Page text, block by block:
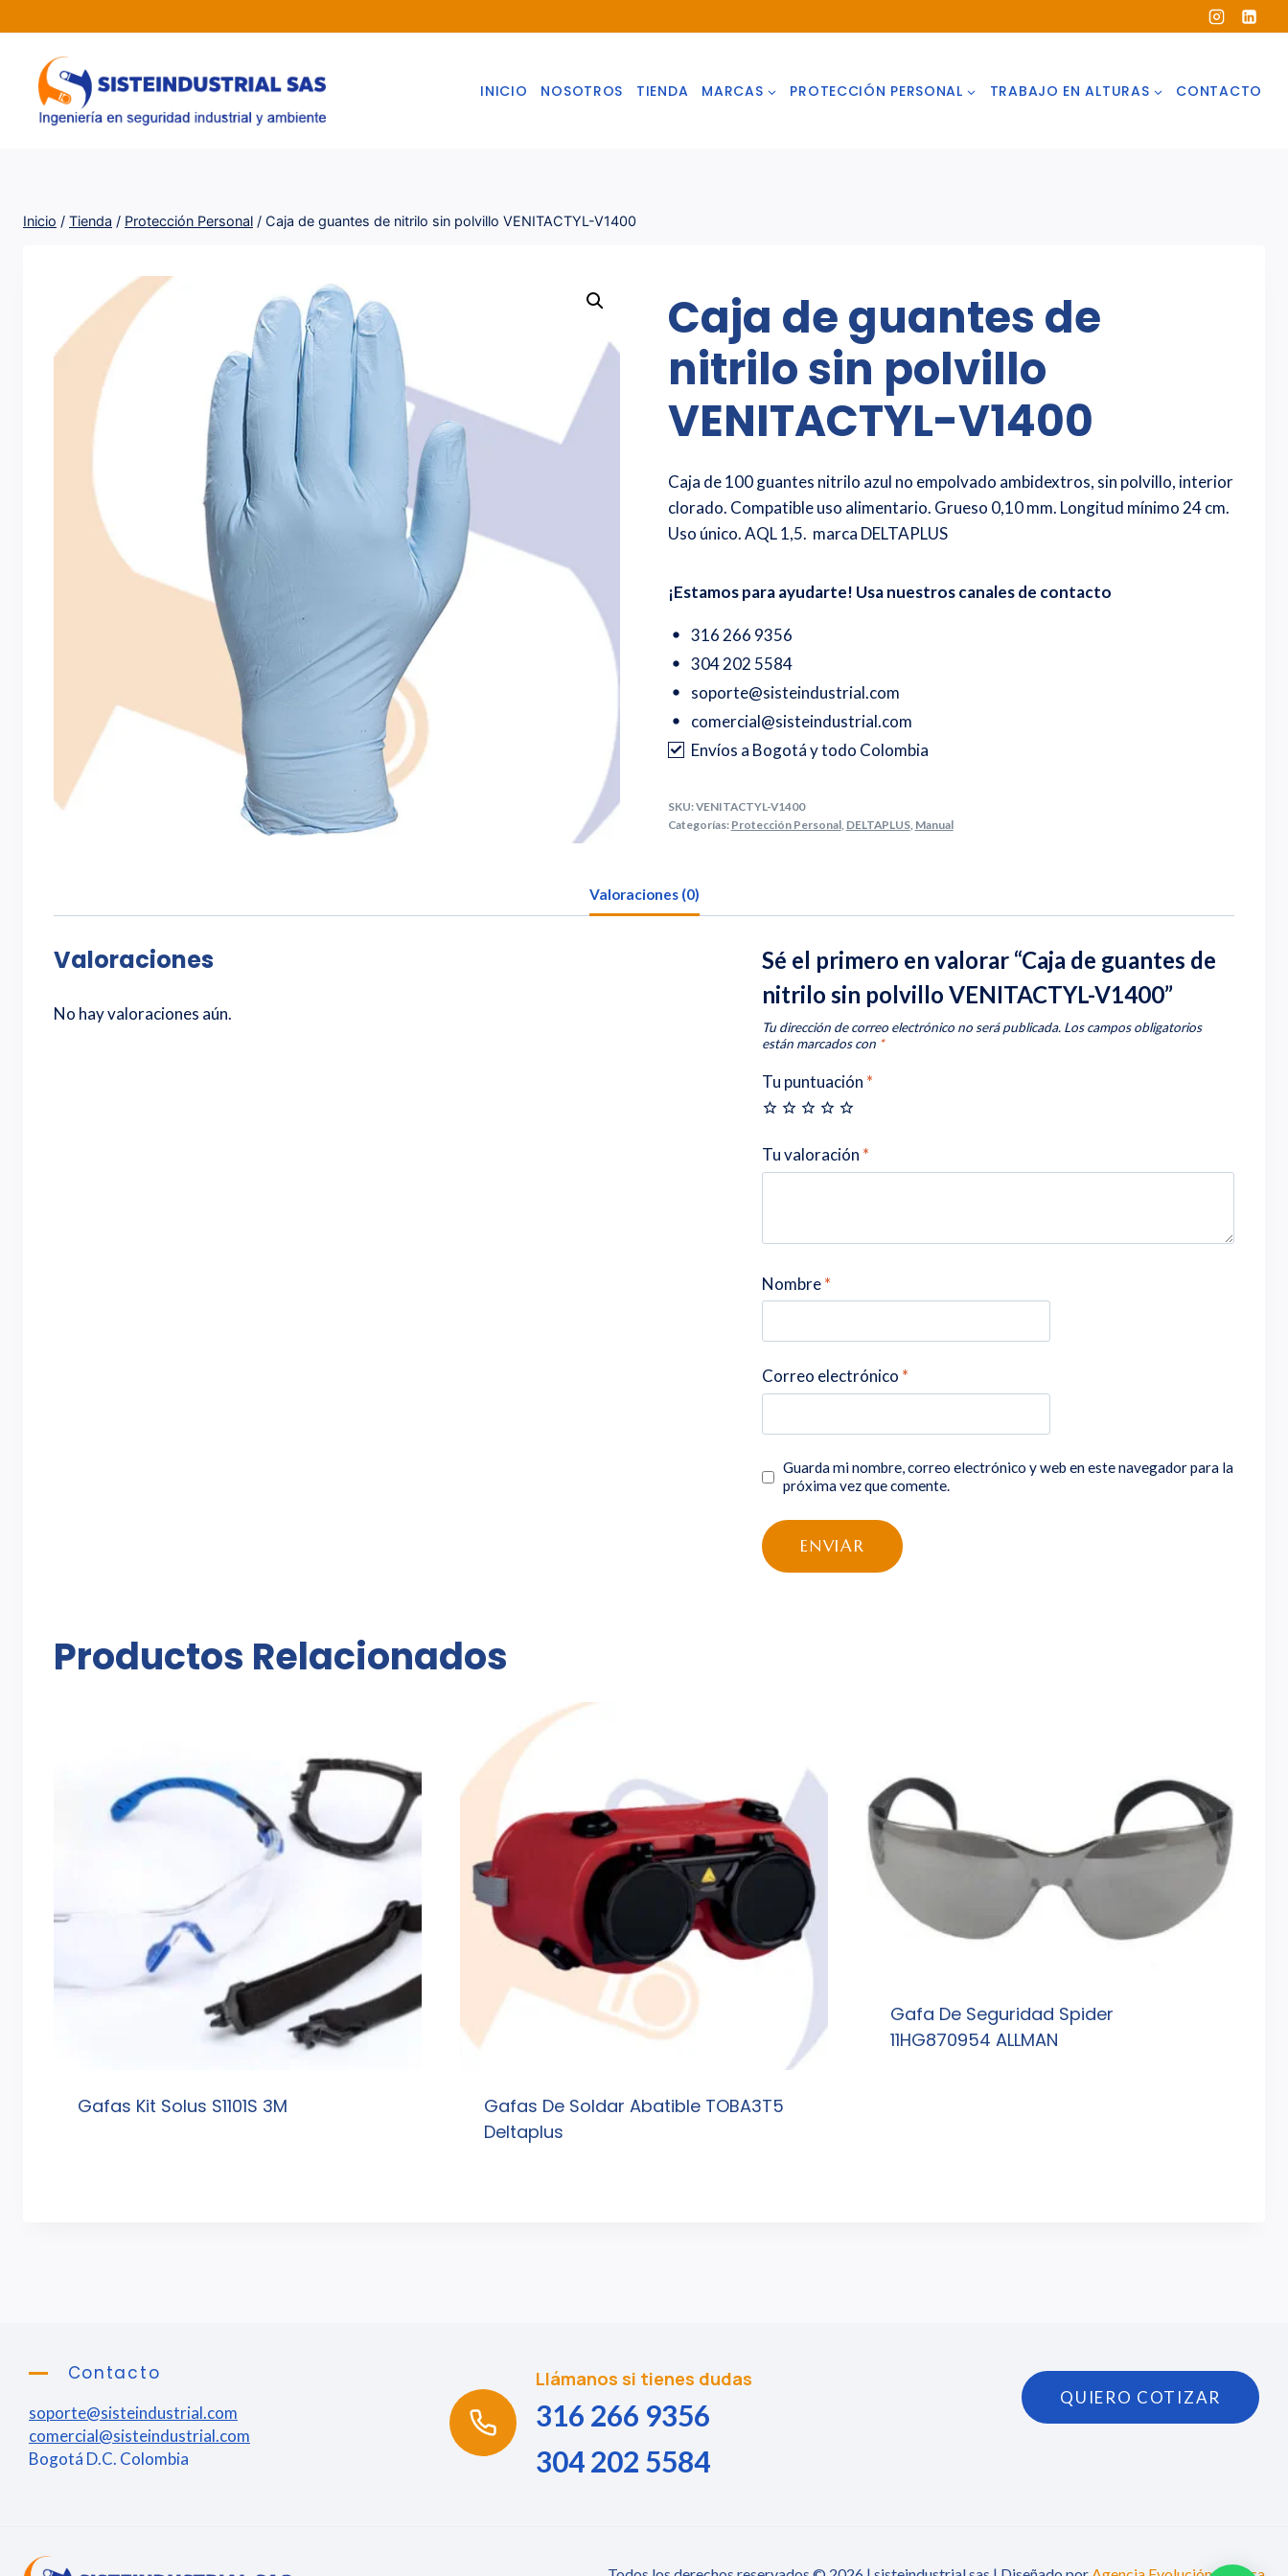
al
contenido
INICIO NOSOTROS TIENDA MARCAS PROTECCIÓN PERSONAL TRABAJO EN ALTURAS CONTACTO
Inicio / Tienda / Protección Personal / Caja de guantes de nitrilo sin polvillo VENITACTYL-V1400
Caja de guantes de
nitrilo sin polvillo
VENITACTYL-V1400
Caja de 100 guantes nitrilo azul no empolvado ambidextros, sin polvillo, interior
clorado. Compatible uso alimentario. Grueso 0,10 mm. Longitud mínimo 24 cm.
Uso único. AQL 1,5. marca DELTAPLUS
¡Estamos para ayudarte! Usa nuestros canales de contacto
316 266 9356
304 202 5584
soporte@sisteindustrial.com
comercial@sisteindustrial.com
Envíos a Bogotá y todo Colombia
SKU:VENITACTYL-V1400
Categorías: Protección Personal, DELTAPLUS, Manual
Valoraciones (0)
Valoraciones
No hay valoraciones aún.
Sé el primero en valorar “Caja de guantes de
nitrilo sin polvillo VENITACTYL-V1400”
Tu dirección de correo electrónico no será publicada. Los campos obligatorios
están marcados con *
Tu puntuación *
Tu valoración *
Nombre*
Correo electrónico *
Guarda mi nombre, correo electrónico y web en este navegador para la
próxima vez que comente.
Productos Relacionados
Gafas Kit Solus S1101S 3M
Gafas De Soldar Abatible TOBA3T5
Deltaplus
Gafa De Seguridad Spider
11HG870954 ALLMAN
Contacto
soporte@sisteindustrial.com
comercial@sisteindustrial.com
Bogotá D.C. Colombia
Llámanos si tienes dudas
316 266 9356
304 202 5584
QUIERO COTIZAR